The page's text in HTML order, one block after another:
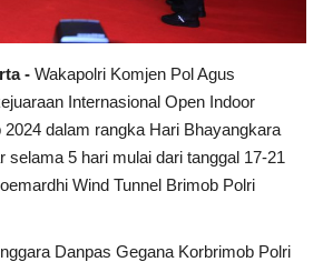
- Wakapolri Komjen Pol Agus
Internasional Open Indoor
dalam rangka Hari Bhayangkara
selama 5 hari mulai dari tanggal 17-21
Wind Tunnel Brimob Polri
Danpas Gegana Korbrimob Polri